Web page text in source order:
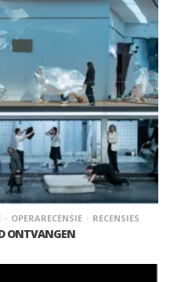
OPERARECENSIE RECENSIES
ONTVANGEN